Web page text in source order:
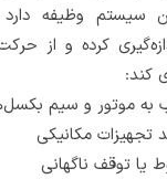
سیستم وظیفه دارد
کرده و از
کند:
به موتور و سیم
تجهیزات مکانیکی
یا توقف ناگهانی